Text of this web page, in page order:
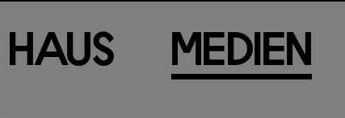
Haus m e d en